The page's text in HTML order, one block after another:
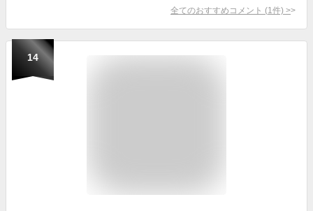
全てのおすすめコメント (1 件) >
14